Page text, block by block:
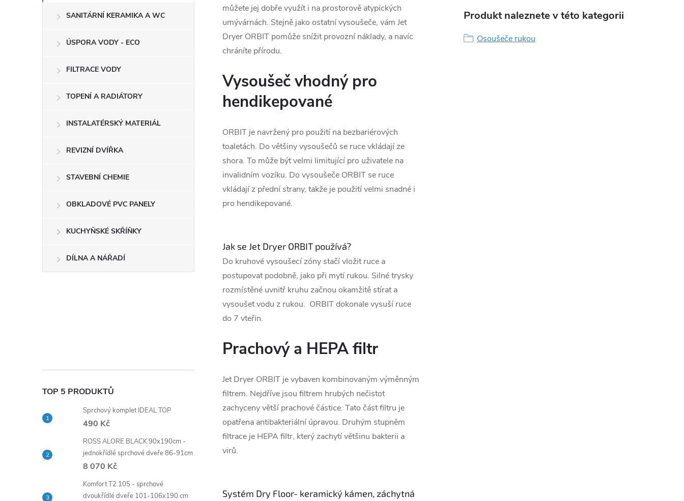
SANITÁRNÍ KERAMIKA A WC
ÚSPORA VODY - ECO
FILTRACE VODY
TOPENÍ A RADIÁTORY
INSTALATÉRSKÝ MATERIÁL
REVIZNÍ DVÍŘKA
STAVEBNÍ CHEMIE
OBKLADOVÉ PVC PANELY
KUCHYŇSKÉ SKŘÍŇKY
DÍLNA A NÁŘADÍ
TOP 5 PRODUKTŮ
Sprchový komplet IDEAL TOP
490 Kč
ROSS ALORE BLACK 90x190cm -
jednokřídlé sprchové dveře 86-91cm
8 070 Kč
Komfort T2 105 - sprchové
dvoukřídlé dveře 101-106x190 cm
můžete jej dobře využít i na prostorově atypických
umývárnách. Stejně jako ostatní vysoušeče, vám Jet
Dryer ORBIT pomůže snížit provozní náklady, a navíc
chráníte přírodu.
Vysoušeč vhodný pro
hendikepované
ORBIT je navržený pro použití na bezbariérových
toaletách. Do většiny vysoušečů se ruce vkládají ze
shora. To může být velmi limitující pro uživatele na
invalidním vozíku. Do vysoušeče ORBIT se ruce
vkládají z přední strany, takže je použití velmi snadné i
pro hendikepované.
Jak se Jet Dryer ORBIT používá?
Do kruhové vysoušecí zóny stačí vložit ruce a
postupovat podobně, jako při mytí rukou. Silné trysky
rozmístěné uvnitř kruhu začnou okamžitě stírat a
vysoušet vodu z rukou. ORBIT dokonale vysuší ruce
do 7 vteřin.
Prachový a HEPA filtr
Jet Dryer ORBIT je vybaven kombinovaným výměnným
filtrem. Nejdříve jsou filtrem hrubých nečistot
zachyceny větší prachové částice. Tato část filtru je
opatřena antibakteriální úpravou. Druhým stupněm
filtrace je HEPA filtr, který zachytí většinu bakterii a
virů.
Systém Dry Floor- keramický kámen, záchytná
Produkt naleznete v této kategorii
Osoušeče rukou